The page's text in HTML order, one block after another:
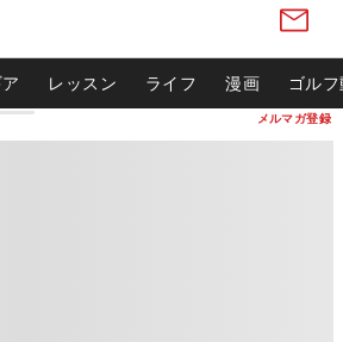
メルマガ登録
レッスン ライフ 漫画 ゴル